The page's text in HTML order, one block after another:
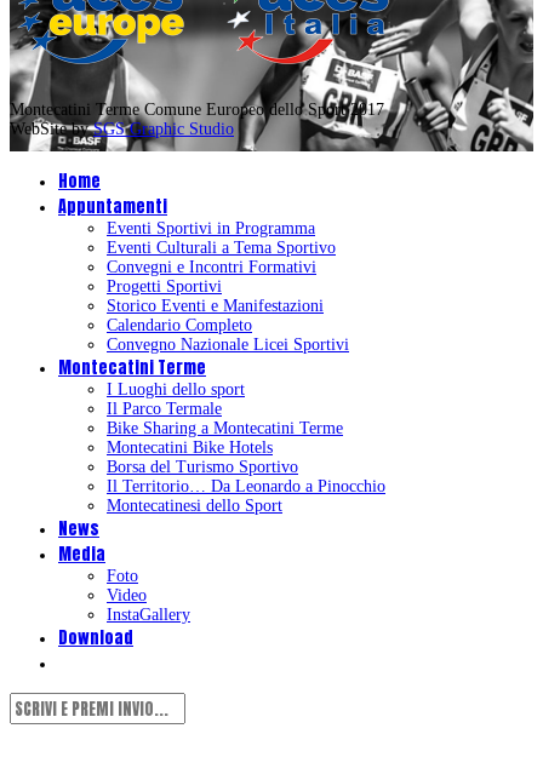
Montecatini Terme Comune Europeo dello Sport 2017
WebSite bySGS Graphic Studio
Home
Appuntamenti
Eventi Sportivi in Programma
Eventi Culturali a Tema Sportivo
Convegni e Incontri Formativi
Progetti Sportivi
Storico Eventi e Manifestazioni
Calendario Completo
Convegno Nazionale Licei Sportivi
Montecatini Terme
I Luoghi dello sport
Il Parco Termale
Bike Sharing a Montecatini Terme
Montecatini Bike Hotels
Borsa del Turismo Sportivo
Il Territorio… Da Leonardo a Pinocchio
Montecatinesi dello Sport
News
Media
Foto
Video
InstaGallery
Download